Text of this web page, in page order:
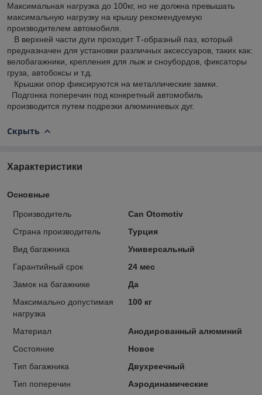
Максимальная нагрузка до 100кг, но не должна превышать
максимальную нагрузку на крышу рекомендуемую
производителем автомобиля.
В верхней части дуги проходит Т-образный паз, который
предназначен для установки различных аксессуаров, таких как:
велобагажники, крепления для лыж и сноубордов, фиксаторы
груза, автобоксы и т.д.
Крышки опор фиксируются на металлические замки.
Подгонка поперечин под конкретный автомобиль
производится путем подрезки алюминиевых дуг.
Скрыть
Характеристики
Основные
Производитель
Can Otomotiv
Страна производитель
Турция
Вид багажника
Универсальный
Гарантийный срок
24 мес
Замок на багажнике
Да
Максимально допустимая
нагрузка
100 кг
Материал
Анодированный алюминий
Состояние
Новое
Тип багажника
Двухреечный
Тип поперечин
Аэродинамические